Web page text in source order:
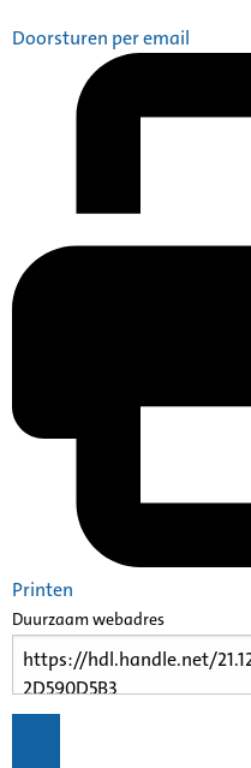
Doorsturen per email
Printen
Duurzaam webadres